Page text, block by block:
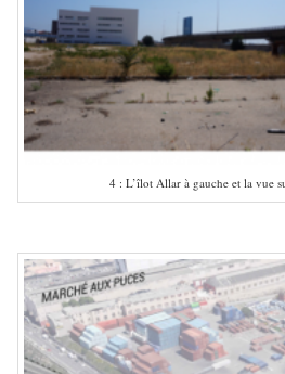
4 : L’îlot Allar à gauche et la vue